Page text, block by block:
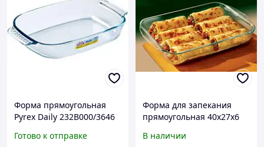
Форма прямоугольная
Pyrex Daily 232B000/3646
00006336
Готово к отправке
Форма для запекания
прямоугольная 40х27х6
В наличии